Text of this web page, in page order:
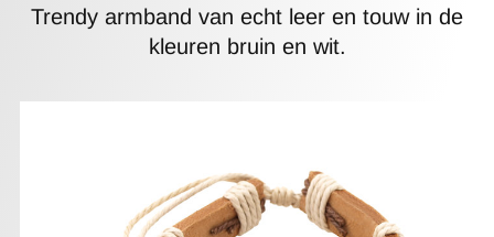
Trendy armband van echt leer en touw in de
kleuren bruin en wit.